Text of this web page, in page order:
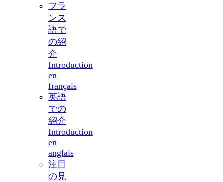
フラ
ンス
語で
の紹
介
Introduction
en
français
英語
での
紹介
Introduction
en
anglais
注目
の見